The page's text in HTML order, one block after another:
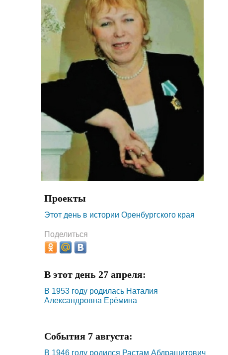
Проекты
Этот день в истории Оренбургского края
Поделиться
В этот день 27 апреля:
В 1953 году родилась Наталия
Александровна Ерёмина
События 7 августа:
В 1946 году родился Растам Абдрашитович